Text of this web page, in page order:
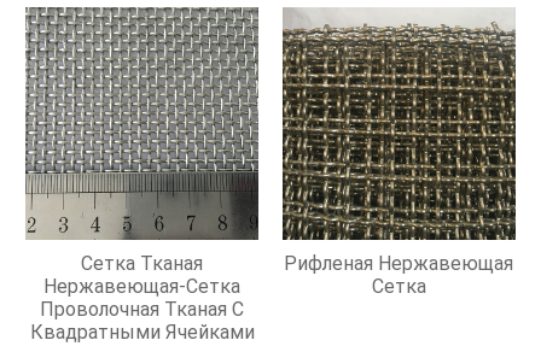
Сетка Тканая
Нержавеющая-Сетка
Проволочная Тканая С
Квадратными Ячейками
Рифленая Нержавеющая
Сетка